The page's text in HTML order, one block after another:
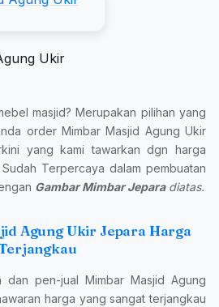
Ukir
masjid? Merupakan pilihan yang
order Mimbar Masjid Agung Ukir
yang kami tawarkan dgn harga
Terpercaya dalam pembuatan
Gambar Mimbar Jeparadiatas.
Agung Ukir Jepara Harga
dan pen-jual Mimbar Masjid Agung
harga yang sangat terjangkau